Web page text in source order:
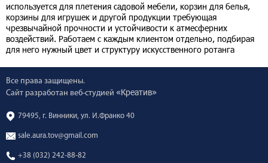
используется для плетения садовой мебели, корзин для белья,
корзины для игрушек и другой продукции требующая
чрезвычайной прочности и устойчивости к атмесферних
воздействий. Работаем с каждым клиентом отдельно, подбирая
для него нужный цвет и структуру искусственного ротанга
Все права защищены.
Сайт разработан веб-студией «Креатив»
79495, г. Винники, ул. И.Франко 40
sale.aura.tov@gmail.com
+38 (032) 242-88-82